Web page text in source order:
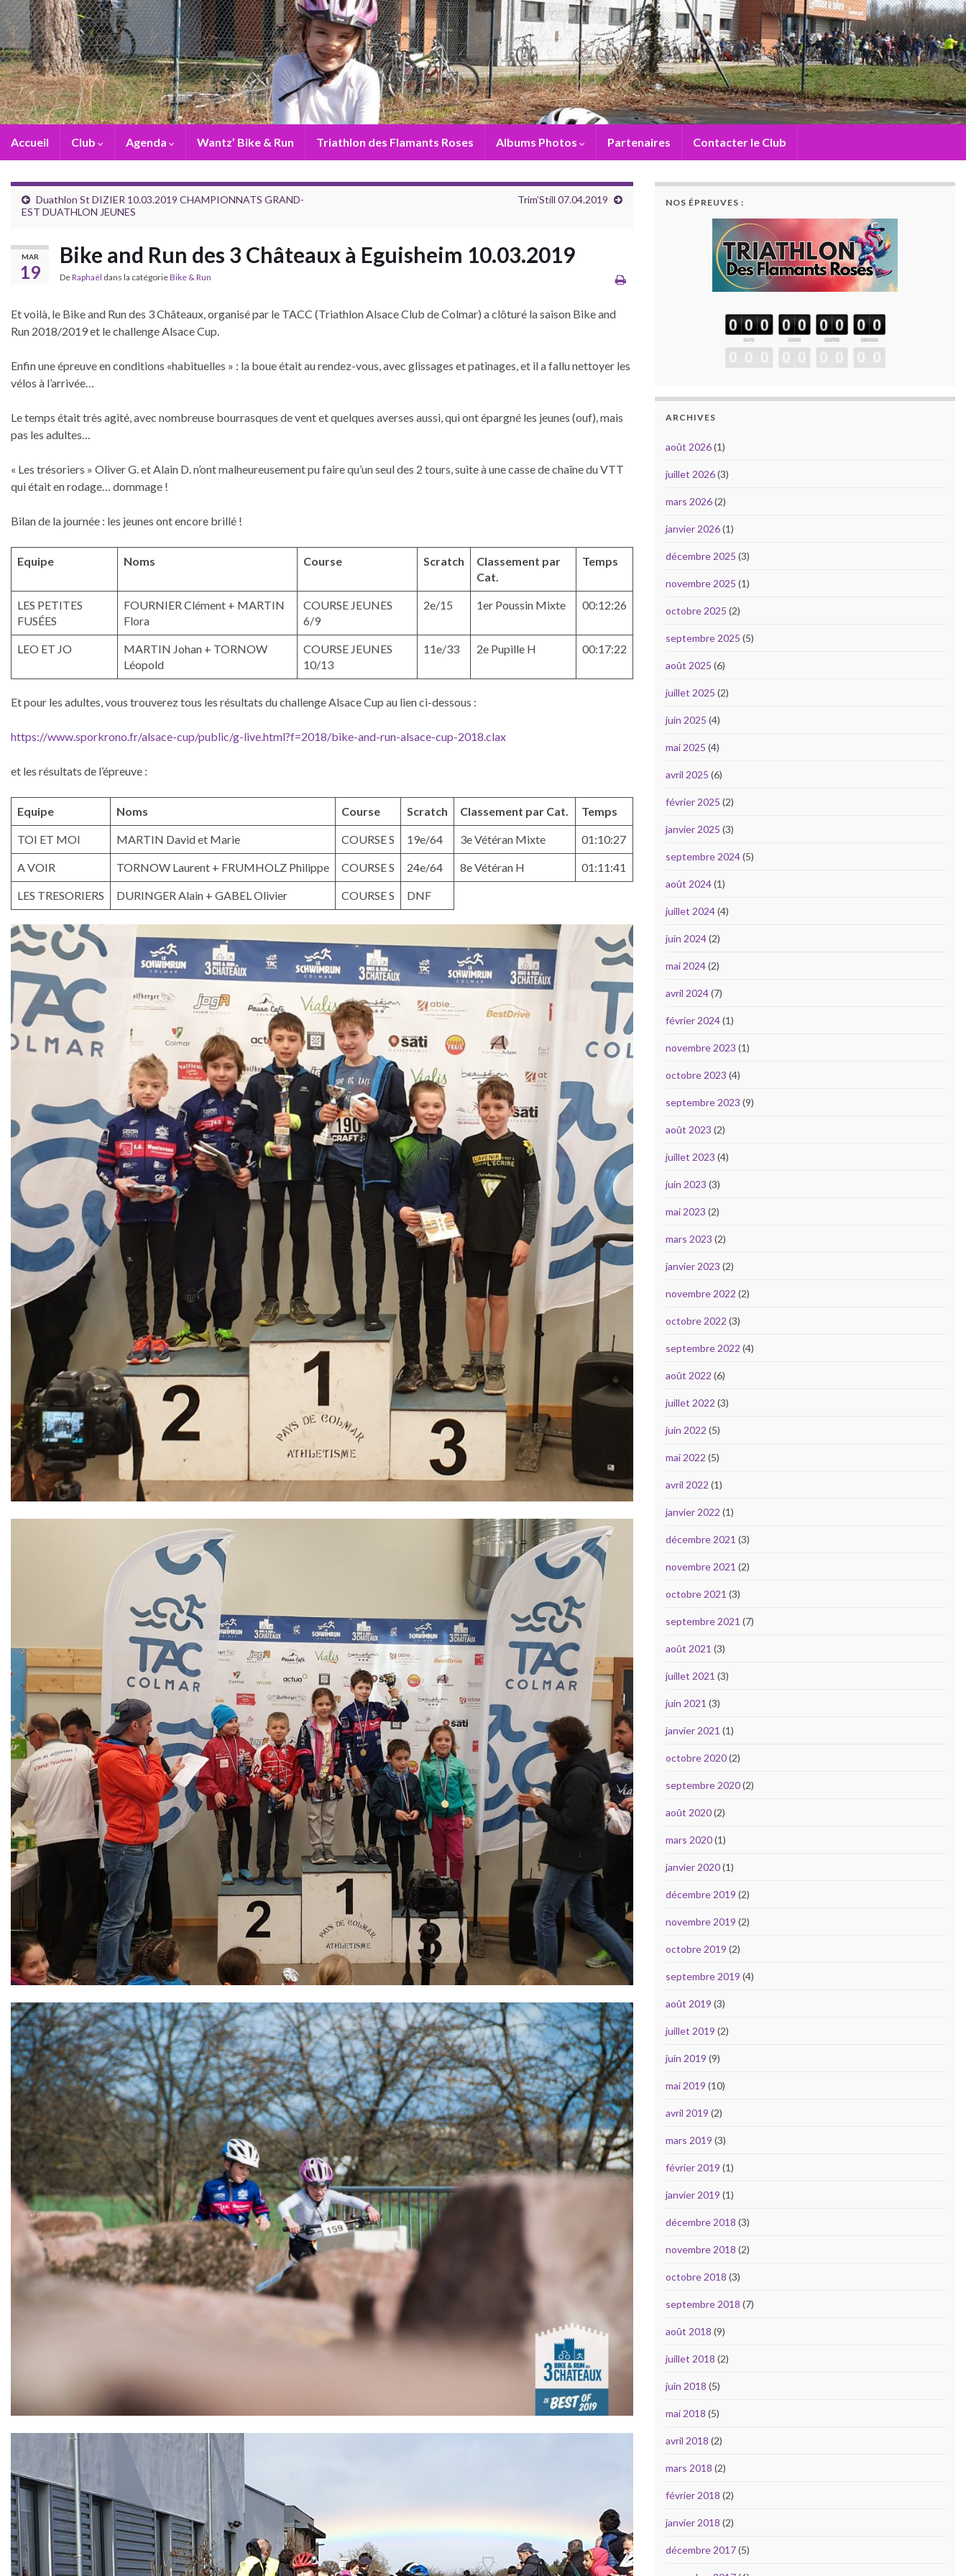
Accueil Club Agenda Wantz’ Bike & Run Triathlon des Flamants Roses Albums Photos Partenaires Contacter le Club
Duathlon St DIZIER 10.03.2019 CHAMPIONNATS GRAND-
EST DUATHLON JEUNES
Trim’Still 07.04.2019
MAR
19
Bike and Run des 3 Châteaux à Eguisheim 10.03.2019
DeRaphaël dans la catégorieBike & Run
Et voilà, le Bike and Run des 3 Châteaux, organisé par le TACC (Triathlon Alsace Club de Colmar) a clôturé la saison Bike and
Run 2018/2019 et le challenge Alsace Cup.
Enfin une épreuve en conditions «habituelles » : la boue était au rendez-vous, avec glissages et patinages, et il a fallu nettoyer les
vélos à l’arrivée…
Le temps était très agité, avec nombreuse bourrasques de vent et quelques averses aussi, qui ont épargné les jeunes (ouf), mais
pas les adultes…
« Les trésoriers » Oliver G. et Alain D. n’ont malheureusement pu faire qu’un seul des 2 tours, suite à une casse de chaîne du VTT
qui était en rodage… dommage !
Bilan de la journée : les jeunes ont encore brillé !
Equipe Noms Course Scratch
Classement par
Cat.
Temps
LES PETITES
FUSÉES
FOURNIER Clément + MARTIN
Flora
COURSE JEUNES
6/9
2e/15 1er Poussin Mixte 00:12:26
LEO ET JO
MARTIN Johan + TORNOW
Léopold
COURSE JEUNES
10/13
11e/33 2e Pupille H 00:17:22
Et pour les adultes, vous trouverez tous les résultats du challenge Alsace Cup au lien ci-dessous :
https://www.sporkrono.fr/alsace-cup/public/g-live.html?f=2018/bike-and-run-alsace-cup-2018.clax
et les résultats de l’épreuve :
Equipe Noms Course Scratch Classement par Cat. Temps
TOI ET MOI MARTIN David et Marie COURSE S 19e/64 3e Vétéran Mixte 01:10:27
A VOIR TORNOW Laurent + FRUMHOLZ Philippe COURSE S 24e/64 8e Vétéran H 01:11:41
LES TRESORIERS DURINGER Alain + GABEL Olivier COURSE S DNF
NOS ÉPREUVES :
ARCHIVES
août 2026(1)
juillet 2026(3)
mars 2026(2)
janvier 2026(1)
décembre 2025 (3)
novembre 2025 (1)
octobre 2025 (2)
septembre 2025 (5)
août 2025 (6)
juillet 2025 (2)
juin 2025 (4)
mai 2025 (4)
avril 2025 (6)
février 2025 (2)
janvier 2025 (3)
septembre 2024(5)
août 2024(1)
juillet 2024(4)
juin 2024(2)
mai 2024(2)
avril 2024(7)
février 2024(1)
novembre 2023 (1)
octobre 2023 (4)
septembre 2023 (9)
août 2023 (2)
juillet 2023 (4)
juin 2023 (3)
mai 2023 (2)
mars 2023 (2)
janvier 2023 (2)
novembre 2022 (2)
octobre 2022 (3)
septembre 2022 (4)
août 2022 (6)
juillet 2022 (3)
juin 2022 (5)
mai 2022 (5)
avril 2022 (1)
janvier 2022 (1)
décembre 2021 (3)
novembre 2021 (2)
octobre 2021 (3)
septembre 2021 (7)
août 2021 (3)
juillet 2021 (3)
juin 2021 (3)
janvier 2021 (1)
octobre 2020(2)
septembre 2020(2)
août 2020(2)
mars 2020(1)
janvier 2020(1)
décembre 2019 (2)
novembre 2019 (2)
octobre 2019 (2)
septembre 2019 (4)
août 2019 (3)
juillet 2019 (2)
juin 2019 (9)
mai 2019 (10)
avril 2019 (2)
mars 2019 (3)
février 2019 (1)
janvier 2019 (1)
décembre 2018 (3)
novembre 2018 (2)
octobre 2018 (3)
septembre 2018 (7)
août 2018 (9)
juillet 2018 (2)
juin 2018 (5)
mai 2018 (5)
avril 2018 (2)
mars 2018 (2)
février 2018 (2)
janvier 2018 (2)
décembre 2017(5)